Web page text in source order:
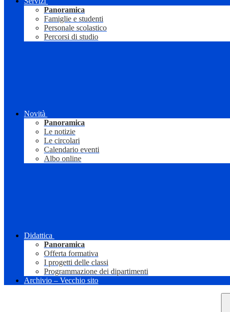
Panoramica
Famiglie e studenti
Personale scolastico
Percorsi di studio
Novità
Panoramica
Le notizie
Le circolari
Calendario eventi
Albo online
Didattica
Panoramica
Offerta formativa
I progetti delle classi
Programmazione dei dipartimenti
Archivio – Vecchio sito